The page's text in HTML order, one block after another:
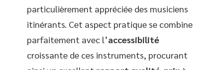
particulièrement appréciée des musiciens
itinérants. Cet aspect pratique se combine
parfaitement avec l’accessibilité
croissante de ces instruments, procurant